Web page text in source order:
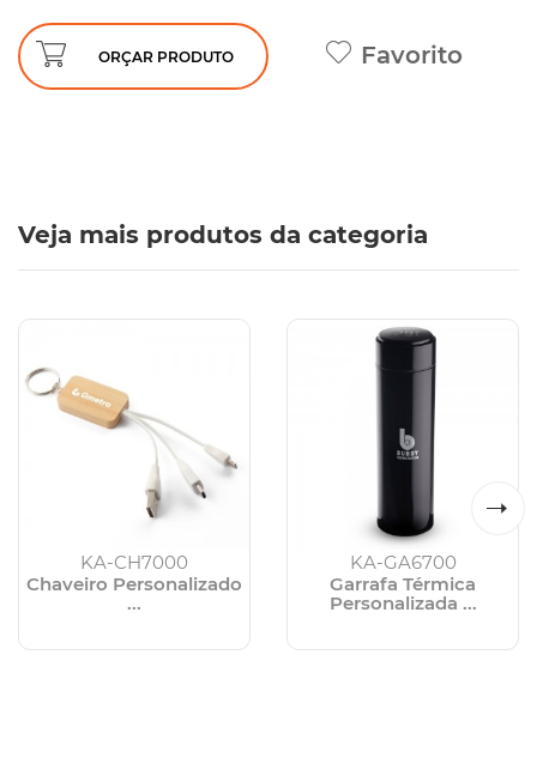
ORÇAR PRODUTO Favorito
Veja mais produtos da categoria
KA-CH7000
Chaveiro Personalizado
...
KA-GA6700
Garrafa Térmica
Personalizada ...